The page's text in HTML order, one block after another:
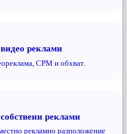
реклами
CPM и обхват.
реклами
рекламно разположение